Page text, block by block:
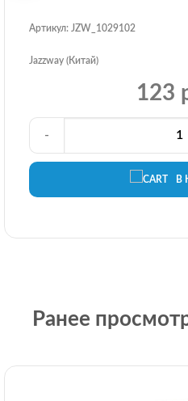
Артикул: JZW_1029102
Jazzway (Китай)
123
В
-
Ранее